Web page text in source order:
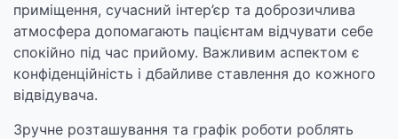
приміщення, сучасний інтер’єр та доброзичлива
атмосфера допомагають пацієнтам відчувати себе
спокійно під час прийому. Важливим аспектом є
конфіденційність і дбайливе ставлення до кожного
відвідувача.
Зручне розташування та графік роботи роблять